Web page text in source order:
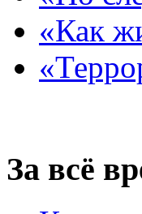
«Как
За всё